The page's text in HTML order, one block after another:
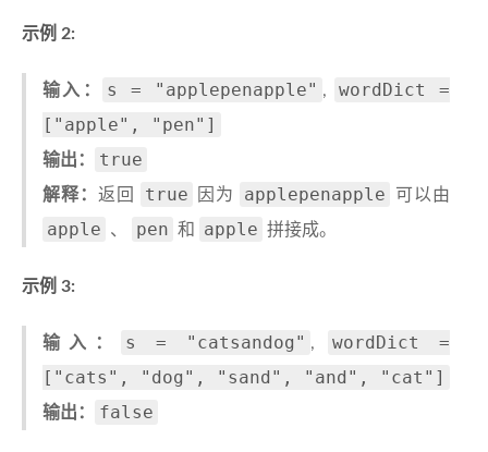
示例 2:
输入： s = "applepenapple" ,
wordDict =
["apple", "pen"]
输出： true
解释： 返回 true 因为 applepenapple 可以由
apple 、 pen 和 apple 拼接成。
示例 3:
输入： s = "catsandog" ,
wordDict =
["cats", "dog", "sand", "and", "cat"]
输出： false